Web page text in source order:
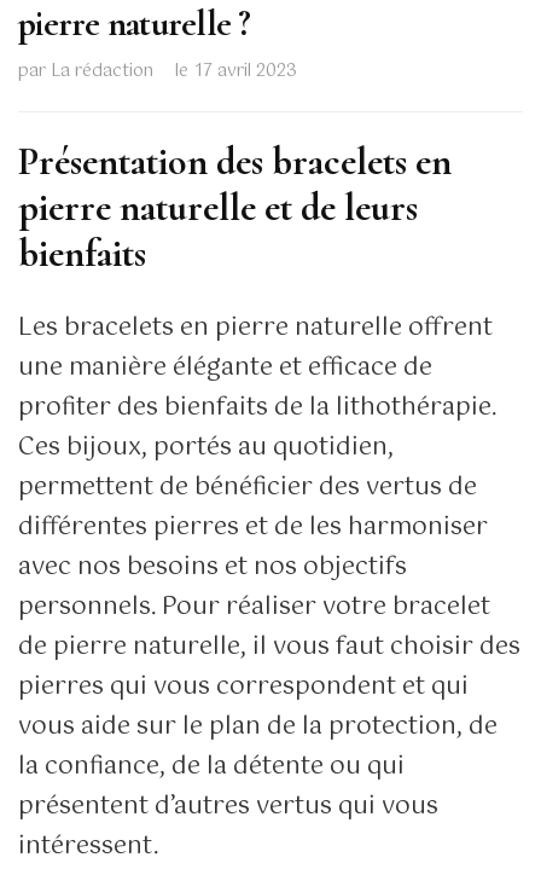
pierre naturelle ?
par La rédaction le 17 avril 2023
Présentation des bracelets en
pierre naturelle et de leurs
bienfaits
Les bracelets en pierre naturelle offrent
une manière élégante et efficace de
profiter des bienfaits de la lithothérapie.
Ces bijoux, portés au quotidien,
permettent de bénéficier des vertus de
différentes pierres et de les harmoniser
avec nos besoins et nos objectifs
personnels. Pour réaliser votre bracelet
de pierre naturelle, il vous faut choisir des
pierres qui vous correspondent et qui
vous aide sur le plan de la protection, de
la confiance, de la détente ou qui
présentent d’autres vertus qui vous
intéressent.